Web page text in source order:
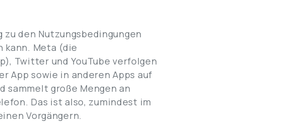
den Nutzungsbedingungen
kann. Meta (die
Twitter und YouTube verfolgen
App sowie in anderen Apps auf
sammelt große Mengen an
Das ist also, zumindest im
Vorgängern.